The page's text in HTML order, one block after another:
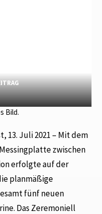
Bild.
13. Juli 2021 – Mit dem
zwischen
erfolgte auf der
planmäßige
fünf neuen
Das Zeremoniell